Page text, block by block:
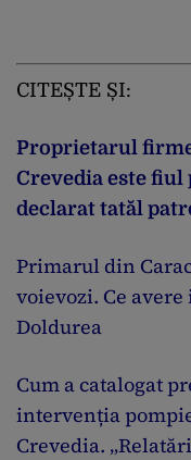
CITEȘTE ȘI:
Proprietarul
Crevedia este
declarat tatăl
Primarul din
voievozi. Ce
Doldurea
Cum a catalogat
intervenția
Crevedia.